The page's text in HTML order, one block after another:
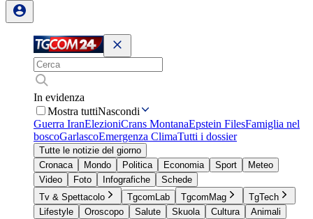
In evidenza
Mostra tuttiNascondi
Guerra IranElezioniCrans MontanaEpstein FilesFamiglia nel
boscoGarlascoEmergenza ClimaTutti i dossier
Tutte le notizie del giorno
Cronaca
Mondo Politica Economia Sport
Meteo
Video
Foto Infografiche
Schede
Tv & Spettacolo
TgcomLab TgcomMag
TgTech
Lifestyle
Oroscopo Salute Skuola Cultura
Animali